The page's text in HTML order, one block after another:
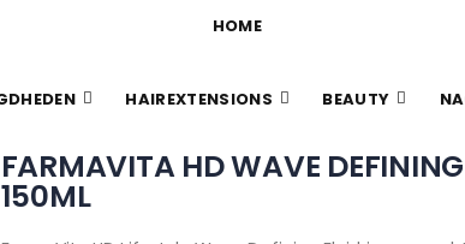
HOME
HAIREXTENSIONS BEAUTY
FARMAVITA HD WAVE
150ML